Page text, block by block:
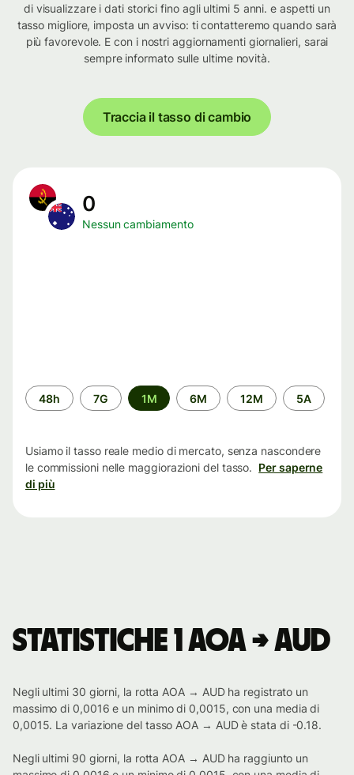
di visualizzare i dati storici fino agli ultimi 5 anni. e aspetti un
tasso migliore, imposta un avviso: ti contatteremo quando sarà
più favorevole. E con i nostri aggiornamenti giornalieri, sarai
sempre informato sulle ultime novità.
Traccia il tasso di cambio
0
Nessun cambiamento
Periodo
di
48h 7G 1M 6M 12M 5A
Usiamo il tasso reale medio di mercato, senza nascondere
le commissioni nelle maggiorazioni del tasso. Per saperne
di più
Statistiche 1 AOA → AUD
Negli ultimi 30 giorni, la rotta AOA → AUD ha registrato un
massimo di 0,0016 e un minimo di 0,0015, con una media di
0,0015. La variazione del tasso AOA → AUD è stata di -0.18.
Negli ultimi 90 giorni, la rotta AOA → AUD ha raggiunto un